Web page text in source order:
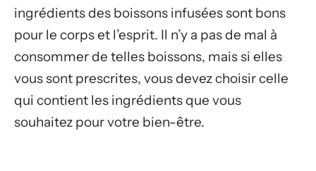
ingrédients des boissons infusées sont bons
pour le corps et l’esprit. Il n’y a pas de mal à
consommer de telles boissons, mais si elles
vous sont prescrites, vous devez choisir celle
qui contient les ingrédients que vous
souhaitez pour votre bien-être.